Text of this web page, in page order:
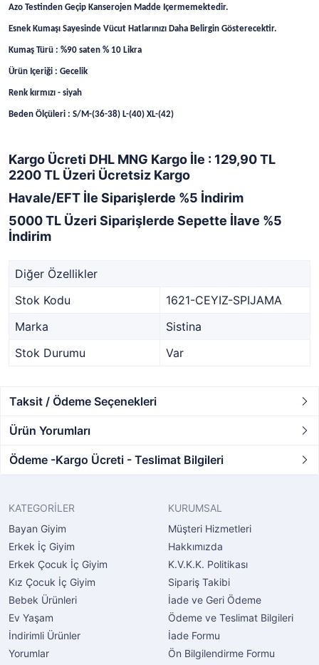
Azo Testinden Geçip Kanserojen Madde Içermemektedir.
Esnek Kumaşı Sayesinde Vücut Hatlarınızı Daha Belirgin Gösterecektir.
Kumaş Türü : %90 saten % 10 Likra
Ürün Içeriği : Gecelik
Renk kırmızı - siyah
Beden Ölçüleri : S/M-(36-38) L-(40) XL-(42)
Kargo Ücreti DHL MNG Kargo İle : 129,90 TL
2200 TL Üzeri Ücretsiz Kargo
Havale/EFT İle Siparişlerde %5 İndirim
5000 TL Üzeri Siparişlerde Sepette İlave %5
İndirim
Diğer Özellikler
Stok Kodu
1621-CEYIZ-SPIJAMA
Marka
Sistina
Stok Durumu
Var
Taksit / Ödeme Seçenekleri
Ürün Yorumları
Ödeme -Kargo Ücreti - Teslimat Bilgileri
KATEGORİLER
Bayan Giyim
Erkek İç Giyim
Erkek Çocuk İç Giyim
Kız Çocuk İç Giyim
Bebek Ürünleri
Ev Yaşam
İndirimli Ürünler
Yorumlar
KURUMSAL
Müşteri Hizmetleri
Hakkımızda
K.V.K.K. Politikası
Sipariş Takibi
İade ve Geri Ödeme
Ödeme ve Teslimat Bilgileri
İade Formu
Ön Bilgilendirme Formu